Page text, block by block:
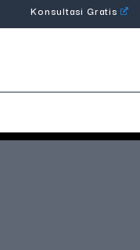
Konsultasi Gratis